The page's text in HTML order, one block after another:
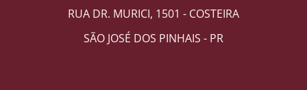
RUA DR. MURICI, 1501 - COSTEIRA
SÃO JOSÉ DOS PINHAIS - PR